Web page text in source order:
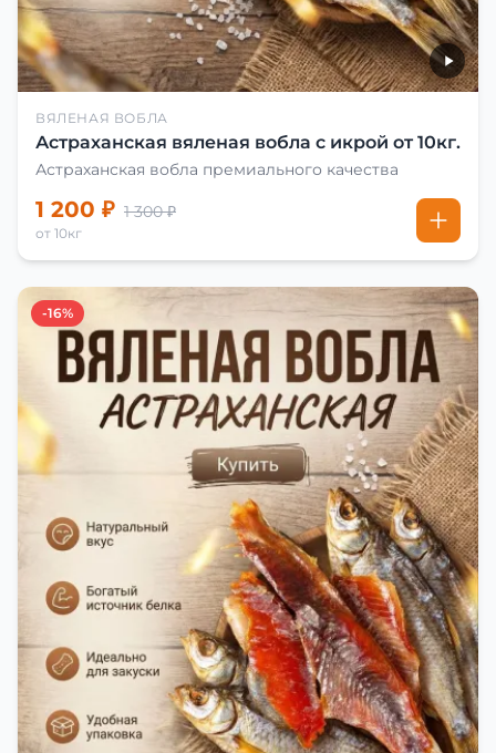
ВЯЛЕНАЯ ВОБЛА
Астраханская вяленая вобла с икрой от 10кг.
Астраханская вобла премиального качества
1 200 ₽ 1 300 ₽
от 10кг
-16%